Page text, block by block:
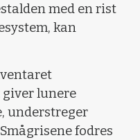
med en rist
kan
giver lunere
understreger
fodres